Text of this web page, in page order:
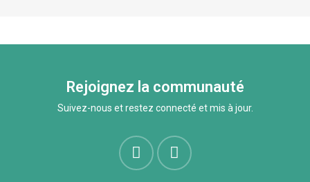
Rejoignez la communauté
Suivez-nous et restez connecté et mis à jour.